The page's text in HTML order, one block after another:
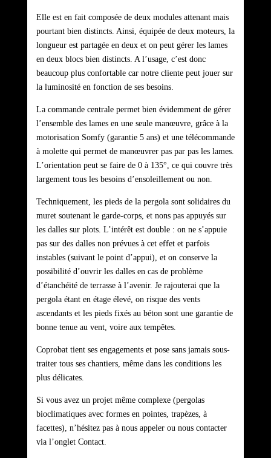
Elle est en fait composée de deux modules attenant mais
pourtant bien distincts. Ainsi, équipée de deux moteurs, la
longueur est partagée en deux et on peut gérer les lames
en deux blocs bien distincts. A l’usage, c’est donc
beaucoup plus confortable car notre cliente peut jouer sur
la luminosité en fonction de ses besoins.
La commande centrale permet bien évidemment de gérer
l’ensemble des lames en une seule manœuvre, grâce à la
motorisation Somfy (garantie 5 ans) et une télécommande
à molette qui permet de manœuvrer pas par pas les lames.
L’orientation peut se faire de 0 à 135°, ce qui couvre très
largement tous les besoins d’ensoleillement ou non.
Techniquement, les pieds de la pergola sont solidaires du
muret soutenant le garde-corps, et nons pas appuyés sur
les dalles sur plots. L’intérêt est double : on ne s’appuie
pas sur des dalles non prévues à cet effet et parfois
instables (suivant le point d’appui), et on conserve la
possibilité d’ouvrir les dalles en cas de problème
d’étanchéité de terrasse à l’avenir. Je rajouterai que la
pergola étant en étage élevé, on risque des vents
ascendants et les pieds fixés au béton sont une garantie de
bonne tenue au vent, voire aux tempêtes.
Coprobat tient ses engagements et pose sans jamais sous-
traiter tous ses chantiers, même dans les conditions les
plus délicates.
Si vous avez un projet même complexe (pergolas
bioclimatiques avec formes en pointes, trapèzes, à
facettes), n’hésitez pas à nous appeler ou nous contacter
via l’onglet Contact.